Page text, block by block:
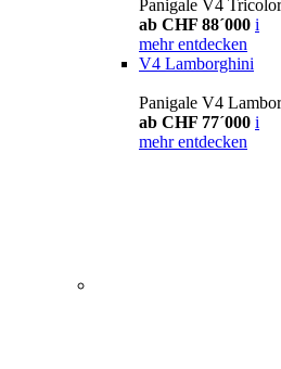
Panigale V4
ab CHF 88´000 i
mehr entdecken
V4 Lamborghini
Panigale V4
ab CHF 77´000 i
mehr entdecken